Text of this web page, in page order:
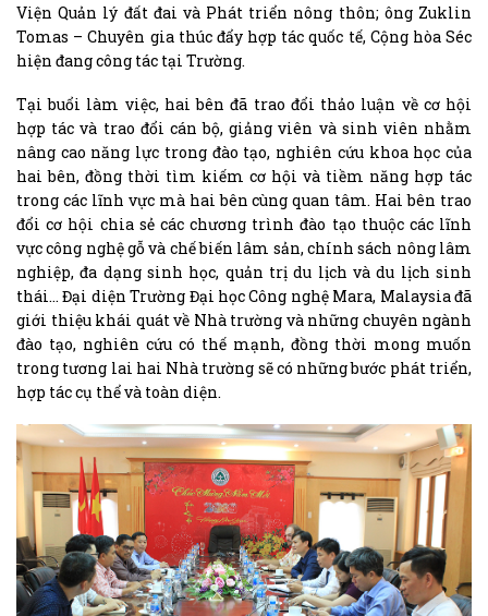
Viện Quản lý đất đai và Phát triển nông thôn; ông Zuklin
Tomas – Chuyên gia thúc đẩy hợp tác quốc tế, Cộng hòa Séc
hiện đang công tác tại Trường.
Tại buổi làm việc, hai bên đã trao đổi thảo luận về cơ hội
hợp tác và trao đổi cán bộ, giảng viên và sinh viên nhằm
nâng cao năng lực trong đào tạo, nghiên cứu khoa học của
hai bên, đồng thời tìm kiếm cơ hội và tiềm năng hợp tác
trong các lĩnh vực mà hai bên cùng quan tâm. Hai bên trao
đổi cơ hội chia sẻ các chương trình đào tạo thuộc các lĩnh
vực công nghệ gỗ và chế biến lâm sản, chính sách nông lâm
nghiệp, đa dạng sinh học, quản trị du lịch và du lịch sinh
thái… Đại diện Trường Đại học Công nghệ Mara, Malaysia đã
giới thiệu khái quát về Nhà trường và những chuyên ngành
đào tạo, nghiên cứu có thế mạnh, đồng thời mong muốn
trong tương lai hai Nhà trường sẽ có những bước phát triển,
hợp tác cụ thể và toàn diện.